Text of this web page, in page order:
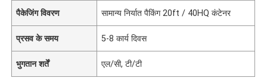
पैकेजिंग विवरण सामान्य निर्यात पैकिंग 20ft / 40HQ कंटेनर
प्रसव के समय 5-8 कार्य दिवस
भुगतान शर्तें एल/सी, टी/टी